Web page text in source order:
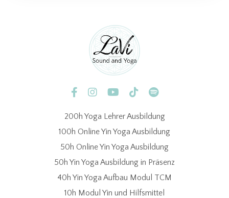
200h Yoga Lehrer Ausbildung
100h Online Yin Yoga Ausbildung
50h Online Yin Yoga Ausbildung
50h Yin Yoga Ausbildung in Präsenz
40h Yin Yoga Aufbau Modul TCM
10h Modul Yin und Hilfsmittel